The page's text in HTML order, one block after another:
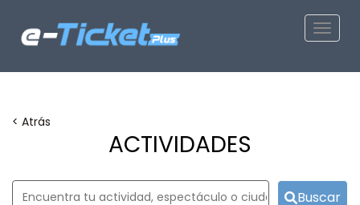
< Atrás
ACTIVIDADES
Buscar